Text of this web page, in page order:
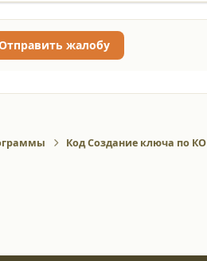
жалобу
Код Создание ключа по КО